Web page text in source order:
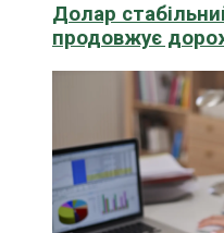
Долар
продовжує